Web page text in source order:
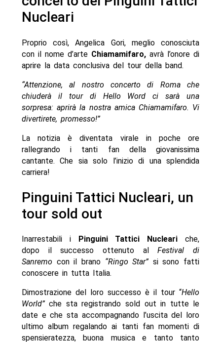
Nucleari
Proprio così, Angelica Gori, meglio conosciuta
con il nome d’arte Chiamamifaro,avrà l’onore di
aprire la data conclusiva del tour della band.
“Attenzione, al nostro concerto di Roma che
chiuderà il tour di Hello Word ci sarà una
sorpresa: aprirà la nostra amica Chiamamifaro. Vi
divertirete, promesso!”
La notizia è diventata virale in poche ore
rallegrando i tanti fan della giovanissima
cantante. Che sia solo l’inizio di una splendida
carriera!
Pinguini Tattici Nucleari, un
tour sold out
Inarrestabili i Pinguini Tattici Nucleari che,
dopo il successo ottenuto alFestival di
Sanremocon il brano “Ringo Star”si sono fatti
conoscere in tutta Italia.
Dimostrazione del loro successo è il tour “Hello
World”che sta registrando sold out in tutte le
date e che sta accompagnando l’uscita del loro
ultimo album regalando ai tanti fan momenti di
spensieratezza, buona musica e tanto tanto